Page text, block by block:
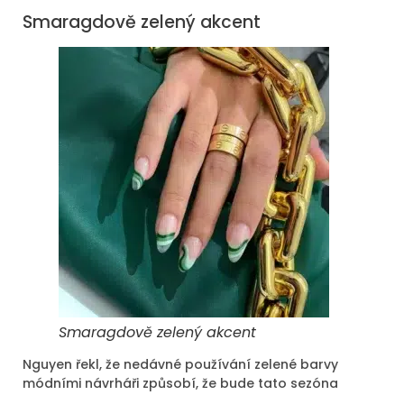
Smaragdově zelený akcent
Smaragdově zelený akcent
Nguyen řekl, že nedávné používání zelené barvy
módními návrháři způsobí, že bude tato sezóna